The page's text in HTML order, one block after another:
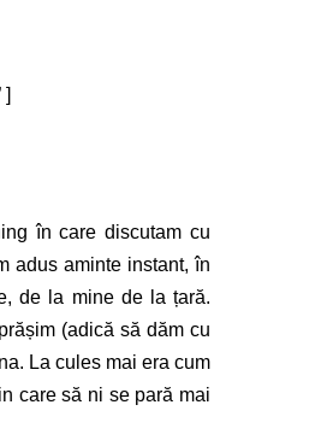
în care discutam cu
adus aminte instant, în
de la mine de la țară.
(adică să dăm cu
La cules mai era cum
care să ni se pară mai